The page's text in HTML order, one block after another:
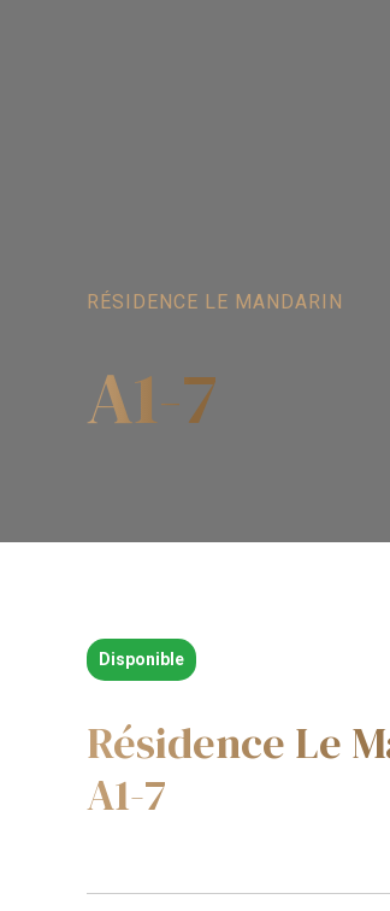
RÉSIDENCE LE MANDARIN
A1-7
Disponible
Résidence Le
A1-7